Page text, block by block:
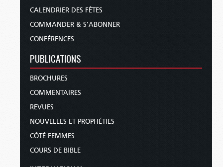
CALENDRIER DES FÊTES
COMMANDER & S’ABONNER
CONFÉRENCES
PUBLICATIONS
BROCHURES
COMMENTAIRES
REVUES
NOUVELLES ET PROPHÉTIES
CÔTÉ FEMMES
COURS DE BIBLE